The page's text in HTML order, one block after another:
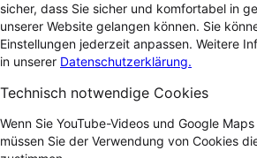
sicher, dass Sie sicher und komfortabel in
unserer Website gelangen können. Sie
Einstellungen jederzeit anpassen. Weitere
in unserer Datenschutzerklärung.
Technisch notwendige Cookies
Wenn Sie YouTube-Videos und Google
müssen Sie der Verwendung von Cookies